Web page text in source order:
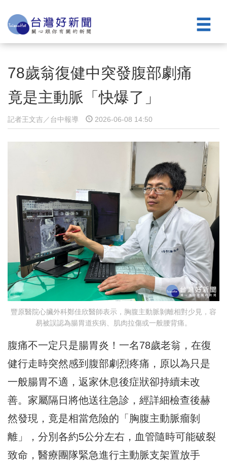
78歲翁復健中突發腹部劇痛
竟是主動脈「快爆了」
記者王文吉／台中報導 2026-06-08 14:50
豐原醫院心臟外科鄭佳欣醫師表示，胸腹主動脈剝離相對少見，容
易被誤認為腸胃道疾病、肌肉拉傷或一般腰背痛。
腹痛不一定只是腸胃炎！一名78歲老翁，在復
健行走時突然感到腹部劇烈疼痛，原以為只是
一般腸胃不適，返家休息後症狀卻持續未改
善。家屬隔日將他送往急診，經詳細檢查後赫
然發現，竟是相當危險的「胸腹主動脈瘤剝
離」，分別各約5公分左右，血管隨時可能破裂
致命，醫療團隊緊急進行主動脈支架置放手